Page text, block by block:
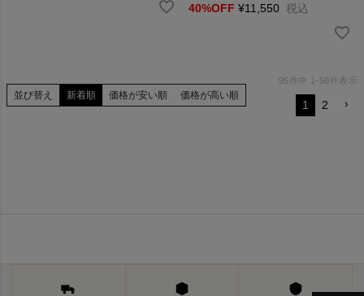
40%OFF ¥11,550 税込
並び替え 新着順 価格が安い順 価格が高い順
95 件中 1 - 50件表示
1 2